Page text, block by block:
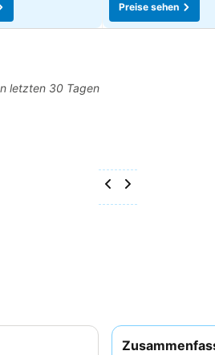
Preise sehen
letzten 30 Tagen